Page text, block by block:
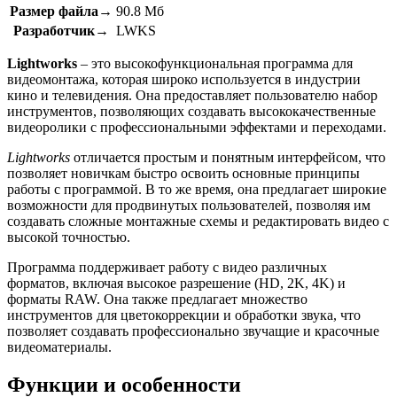
Размер файла→ 90.8 Мб
Разработчик→
LWKS
Lightworks – это высокофункциональная программа для
видеомонтажа, которая широко используется в индустрии
кино и телевидения. Она предоставляет пользователю набор
инструментов, позволяющих создавать высококачественные
видеоролики с профессиональными эффектами и переходами.
Lightworks отличается простым и понятным интерфейсом, что
позволяет новичкам быстро освоить основные принципы
работы с программой. В то же время, она предлагает широкие
возможности для продвинутых пользователей, позволяя им
создавать сложные монтажные схемы и редактировать видео с
высокой точностью.
Программа поддерживает работу с видео различных
форматов, включая высокое разрешение (HD, 2K, 4K) и
форматы RAW. Она также предлагает множество
инструментов для цветокоррекции и обработки звука, что
позволяет создавать профессионально звучащие и красочные
видеоматериалы.
Функции и особенности